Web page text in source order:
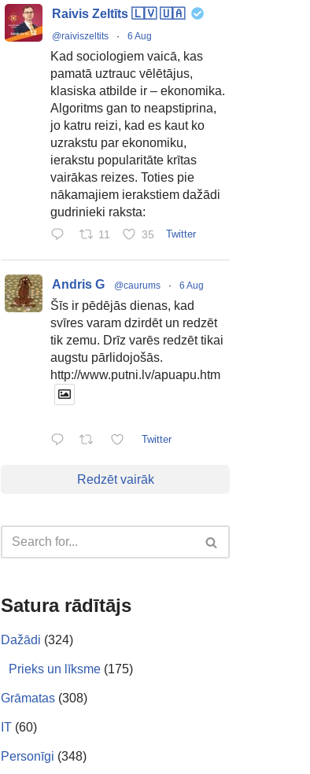
Raivis Zeltīts 🇱🇻 🇺🇦
@raiviszeltits · 6 Aug
Kad sociologiem vaicā, kas
pamatā uztrauc vēlētājus,
klasiska atbilde ir – ekonomika.
Algoritms gan to neapstiprina,
jo katru reizi, kad es kaut ko
uzrakstu par ekonomiku,
ierakstu popularitāte krītas
vairākas reizes. Toties pie
nākamajiem ierakstiem dažādi
gudrinieki raksta:
11 35 Twitter
Andris G @caurums · 6 Aug
Šīs ir pēdējās dienas, kad
svīres varam dzirdēt un redzēt
tik zemu. Drīz varēs redzēt tikai
augstu pārlidojošās.
http://www.putni.lv/apuapu.htm
Twitter
Redzēt vairāk
Satura rādītājs
Dažādi (324)
Prieks un līksme (175)
Grāmatas (308)
IT (60)
Personīgi (348)